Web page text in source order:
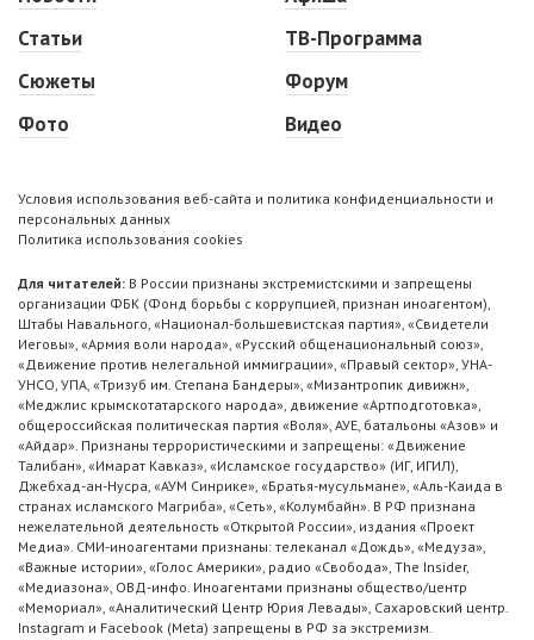
Статьи
Сюжеты
Фото
ТВ-Программа
Форум
Видео
Условия использования веб-сайта и политика конфиденциальности и
персональных данных
Политика использования cookies
Для читателей: В России признаны экстремистскими и запрещены
организации ФБК (Фонд борьбы с коррупцией, признан иноагентом),
Штабы Навального, «Национал-большевистская партия», «Свидетели
Иеговы», «Армия воли народа», «Русский общенациональный союз»,
«Движение против нелегальной иммиграции», «Правый сектор», УНА-
УНСО, УПА, «Тризуб им. Степана Бандеры», «Мизантропик дивижн»,
«Меджлис крымскотатарского народа», движение «Артподготовка»,
общероссийская политическая партия «Воля», АУЕ, батальоны «Азов» и
«Айдар». Признаны террористическими и запрещены: «Движение
Талибан», «Имарат Кавказ», «Исламское государство» (ИГ, ИГИЛ),
Джебхад-ан-Нусра, «АУМ Синрике», «Братья-мусульмане», «Аль-Каида в
странах исламского Магриба», «Сеть», «Колумбайн». В РФ признана
нежелательной деятельность «Открытой России», издания «Проект
Медиа». СМИ-иноагентами признаны: телеканал «Дождь», «Медуза»,
«Важные истории», «Голос Америки», радио «Свобода», The Insider,
«Медиазона», ОВД-инфо. Иноагентами признаны общество/центр
«Мемориал», «Аналитический Центр Юрия Левады», Сахаровский центр.
Instagram и Facebook (Metа) запрещены в РФ за экстремизм.